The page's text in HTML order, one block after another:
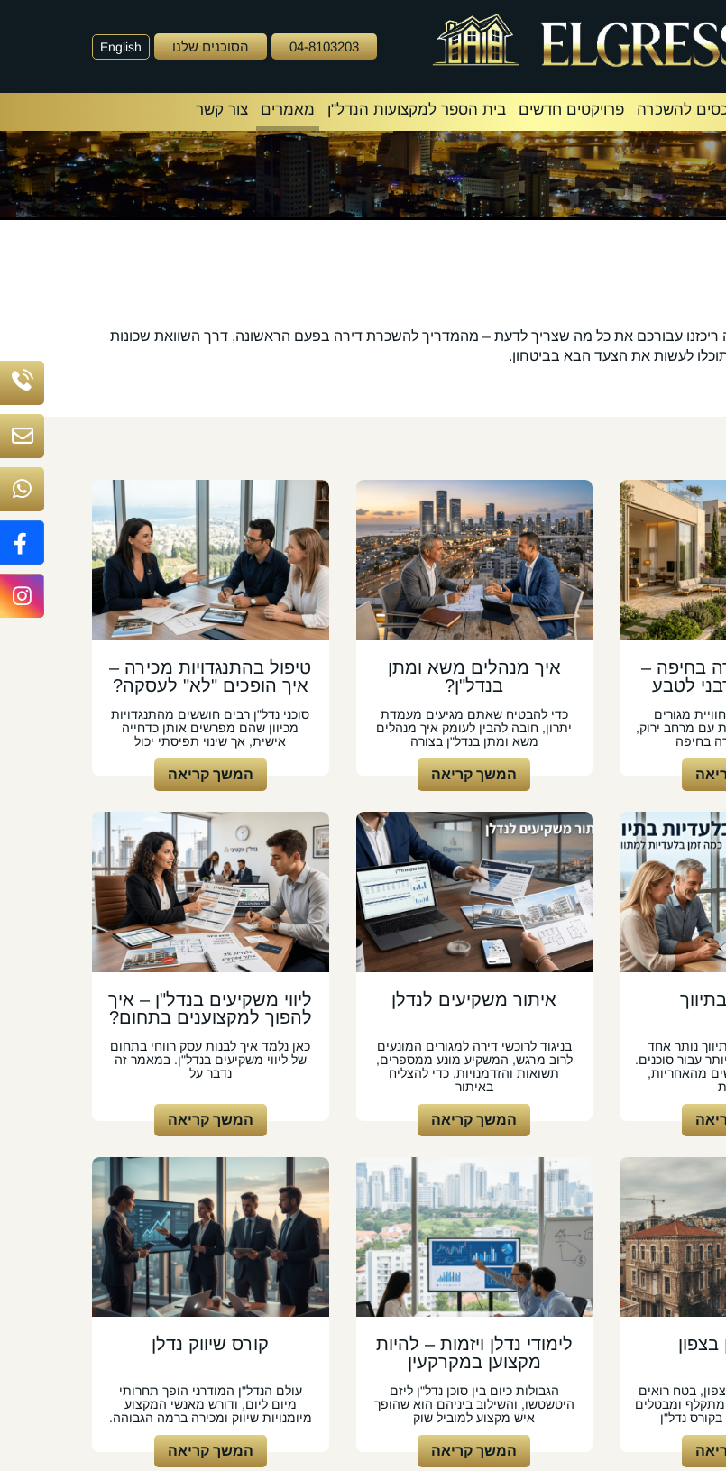
04-8103203 הסוכנים שלנו English
להשכרה פרויקטים חדשים בית הספר למקצועות הנדל"ן מאמרים צור קשר
עבורכם את כל מה שצריך לדעת – מהמדריך להשכרת דירה בפעם הראשונה, דרך השוואת שכונות
לעשות את הצעד הבא בביטחון.
בחיפה –
לטבע
מגורים
עם מרחב ירוק,
בחיפה
איך מנהלים משא ומתן
בנדל"ן?
כדי להבטיח שאתם מגיעים מעמדת
יתרון, חובה להבין לעומק איך מנהלים
משא ומתן בנדל"ן בצורה
המשך קריאה
טיפול בהתנגדויות מכירה –
איך הופכים "לא" לעסקה?
סוכני נדל"ן רבים חוששים מהתנגדויות
מכיוון שהם מפרשים אותן כדחייה
אישית, אך שינוי תפיסתי יכול
המשך קריאה
נותר אחד
עבור סוכנים.
מהאחריות,
איתור משקיעים לנדלן
בניגוד לרוכשי דירה למגורים המונעים
לרוב מרגש, המשקיע מונע ממספרים,
תשואות והזדמנויות. כדי להצליח
באיתור
המשך קריאה
ליווי משקיעים בנדל"ן – איך
להפוך למקצוענים בתחום?
כאן נלמד איך לבנות עסק רווחי בתחום
של ליווי משקיעים בנדל"ן. במאמר זה
נדבר על
המשך קריאה
בצפון
בטח רואים
מתקלף ומבטלים
נדל"ן
לימודי נדלן ויזמות – להיות
מקצוען במקרקעין
הגבולות כיום בין סוכן נדל"ן ליזם
היטשטשו, והשילוב ביניהם הוא שהופך
איש מקצוע למוביל שוק
המשך קריאה
קורס שיווק נדלן
עולם הנדל"ן המודרני הופך תחרותי
מיום ליום, ודורש מאנשי המקצוע
מיומנויות שיווק ומכירה ברמה הגבוהה.
המשך קריאה